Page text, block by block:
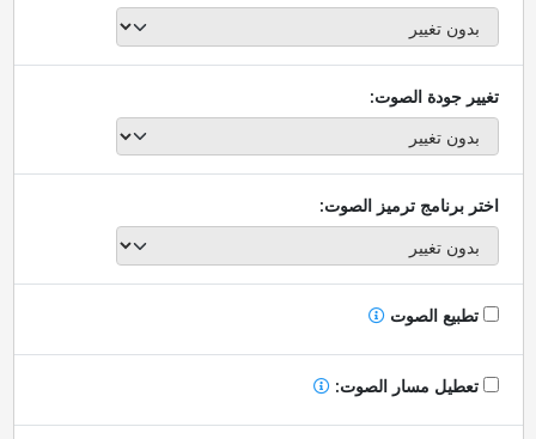
تغيير جودة الصوت:
اختر برنامج ترميز الصوت:
تطبيع الصوت
تعطيل مسار الصوت: